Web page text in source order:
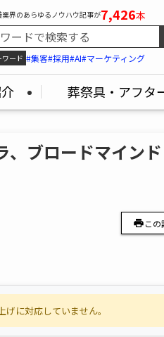
業界のあらゆるノウハウ記事が7,426本
ード #集客#採用#AI#マーケティング
葬祭具・アフタ
、ブロードマイン
こ
に対応していません。